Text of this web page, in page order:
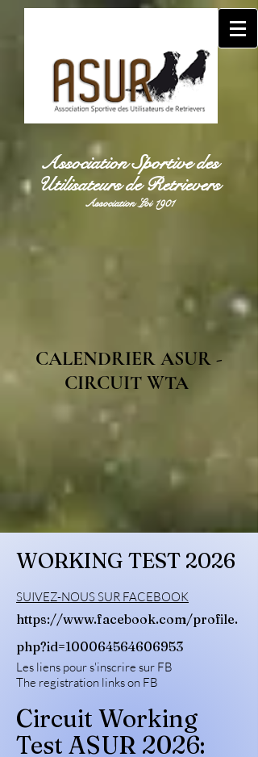
Association Sportive des
Utilisateurs de Retrievers
Association Loi 1901
CALENDRIER ASUR -
CIRCUIT WTA
WORKING TEST 2026
SUIVEZ-NOUS SUR ​FACEBOOK
https://www.facebook.com/profile.
php?id=100064564606953
Les liens pour s'inscrire sur FB
The registration links on FB
Circuit Working
Test ASUR 2026:​